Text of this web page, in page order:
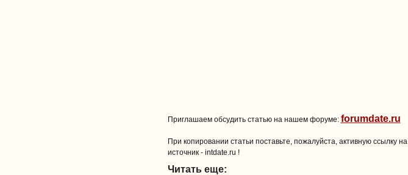
Приглашаем обсудить статью на нашем форуме: forumdate.ru
При копировании статьи поставьте, пожалуйста, активную ссылку на
источник - intdate.ru !
Читать еще: